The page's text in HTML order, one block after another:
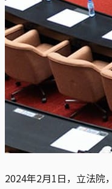
2024年2月1日，立法院